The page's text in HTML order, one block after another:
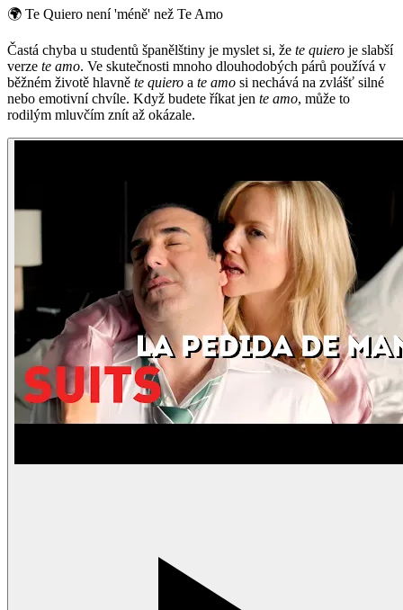
🌍 Te Quiero není 'méně' než Te Amo
Častá chyba u studentů španělštiny je myslet si, že te quiero je slabší
verze te amo. Ve skutečnosti mnoho dlouhodobých párů používá v
běžném životě hlavně te quiero a te amo si nechává na zvlášť silné
nebo emotivní chvíle. Když budete říkat jen te amo, může to
rodilým mluvčím znít až okázale.